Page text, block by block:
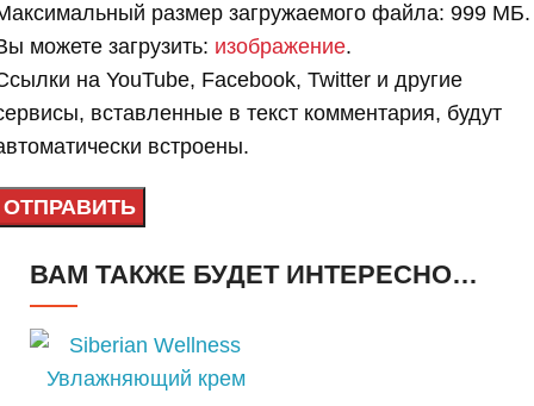
размер загружаемого файла: 999 МБ.
можете загрузить: изображение.
на YouTube, Facebook, Twitter и другие
вставленные в текст комментария, будут
встроены.
ВАМ ТАКЖЕ БУДЕТ ИНТЕРЕСНО…